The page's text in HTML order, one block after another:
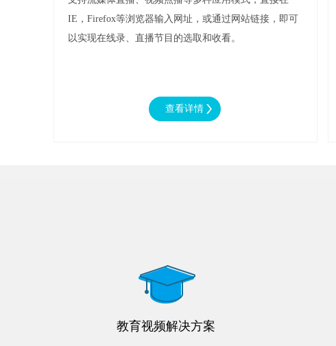
IE，Firefox等浏览器输入网址，或通过网站链接，即可
以实现在线录、直播节目的选取和收看。
教育视频解决方案